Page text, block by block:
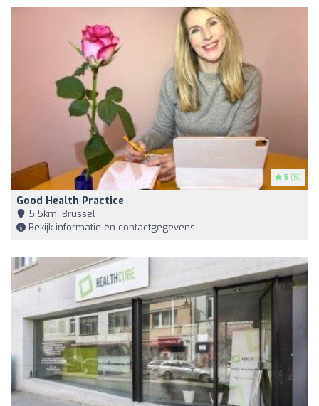
5 (5)
Good Health Practice
5,5km, Brussel
Bekijk informatie en contactgegevens